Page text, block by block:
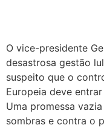
O vice-presidente
desastrosa gestão
suspeito que o
Europeia deve
Uma promessa
sombras e contra o